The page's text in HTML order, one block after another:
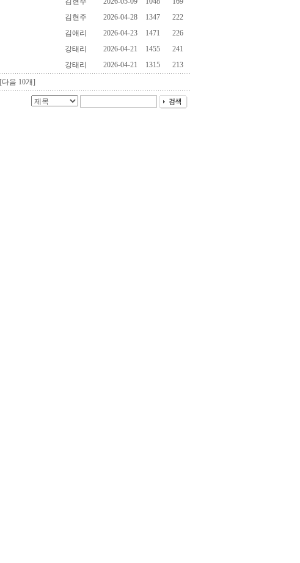
김현주 2026-04-28 1347
222
김애리 2026-04-23 1471
226
강태리 2026-04-21 1455
241
강태리 2026-04-21 1315 213
[다음 10개]